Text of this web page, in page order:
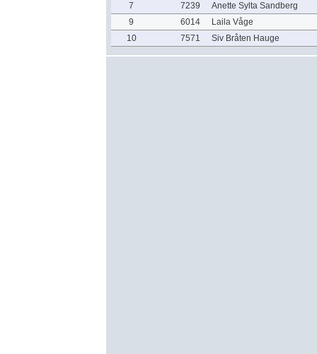
7
7239
Anette Sylta Sandberg
9
6014
Laila Våge
10
7571 Siv Bråten Hauge